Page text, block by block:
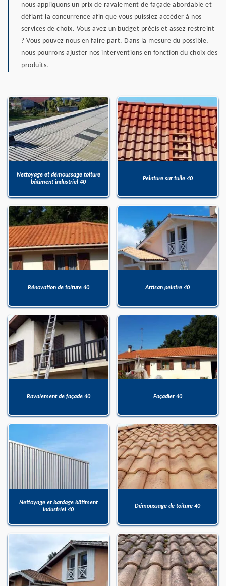
nous appliquons un prix de ravalement de façade abordable et
défiant la concurrence afin que vous puissiez accéder à nos
services de choix. Vous avez un budget précis et assez restreint
? Vous pouvez nous en faire part. Dans la mesure du possible,
nous pourrons ajuster nos interventions en fonction du choix des
produits.
Nettoyage et démoussage toiture
bâtiment industriel 40
Peinture sur tuile 40
Rénovation de toiture 40 Artisan peintre 40
Ravalement de façade 40 Façadier 40
Nettoyage et bardage bâtiment
industriel 40
Démoussage de toiture 40